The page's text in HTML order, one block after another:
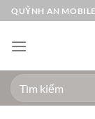
Bỏ
qua
nội
QUỲNH AN
Tìm
kiếm: